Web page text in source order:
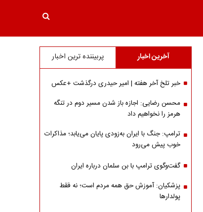
آخرین اخبار پربیننده ترین اخبار
خبر تلخ آخر هفته | امیر حیدری درگذشت +عکس
محسن رضایی: اجازه باز شدن مسیر دوم در تنگه
هرمز را نخواهیم داد
ترامپ: جنگ با ایران به‌زودی پایان می‌یابد؛ مذاکرات
خوب پیش می‌رود
گفت‌وگوی ترامپ با بن سلمان درباره ایران
پزشکیان: آموزش حق همه مردم است؛ نه فقط
پولدارها